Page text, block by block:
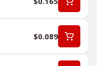
$0.089